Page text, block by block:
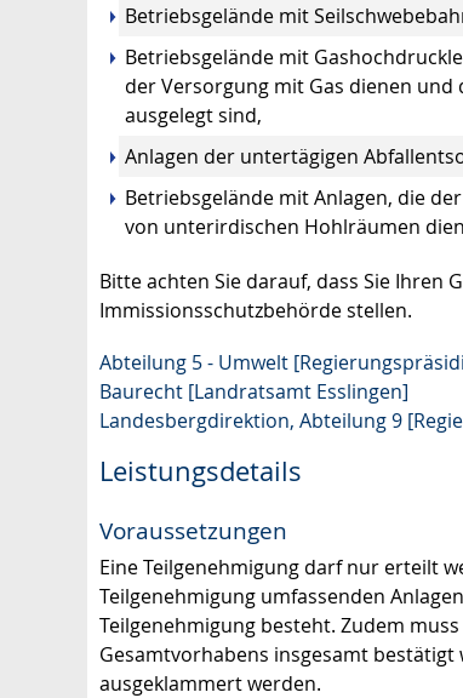
Betriebsgelände mit
Betriebsgelände mit
der Versorgung mit Gas dienen
ausgelegt sind,
Anlagen der untertägigen
Betriebsgelände mit Anlagen, die
von unterirdischen Hohlräumen
Bitte achten Sie darauf, dass Sie Ihren
Immissionsschutzbehörde stellen.
Abteilung 5 - Umwelt
Baurecht [Landratsamt Esslingen]
Landesbergdirektion, Abteilung 9
Leistungsdetails
Voraussetzungen
Eine Teilgenehmigung darf nur erteilt
Teilgenehmigung umfassenden
Teilgenehmigung besteht. Zudem
Gesamtvorhabens insgesamt
ausgeklammert werden.